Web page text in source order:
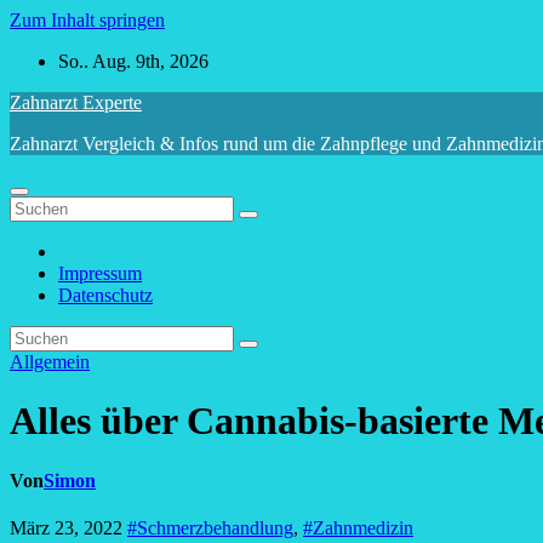
Zum Inhalt springen
So.. Aug. 9th, 2026
Zahnarzt Experte
Zahnarzt Vergleich & Infos rund um die Zahnpflege und
Impressum
Datenschutz
Allgemein
Alles über Cannabis-basierte
VonSimon
März 23, 2022 #Schmerzbehandlung, #Zahnmedizin